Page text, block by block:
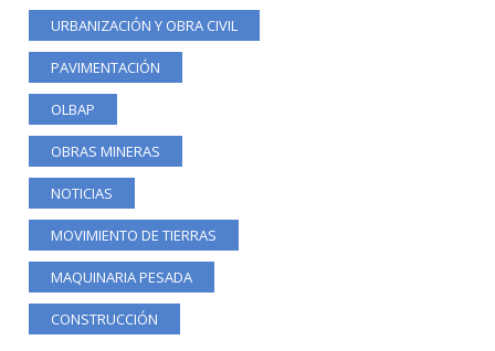
URBANIZACIÓN Y OBRA CIVIL
PAVIMENTACIÓN
OLBAP
OBRAS MINERAS
NOTICIAS
MOVIMIENTO DE TIERRAS
MAQUINARIA PESADA
CONSTRUCCIÓN